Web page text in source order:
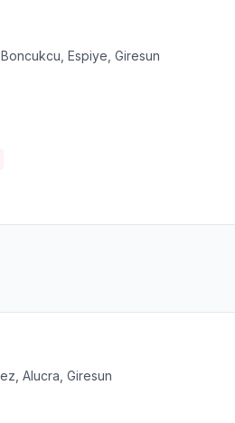
Espiye, Giresun
Alucra, Giresun